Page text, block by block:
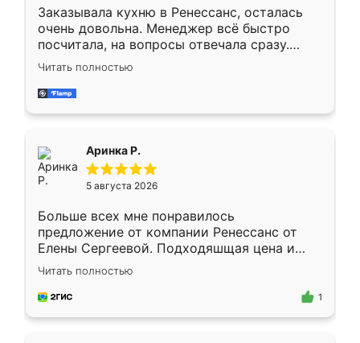
Заказывала кухню в Ренессанс, осталась
очень довольна. Менеджер всё быстро
посчитала, на вопросы отвечала сразу.
Замерщик приехал в субботу, подошёл к
делу со всей ответственностью. Собрали
за день, ребята работали аккуратно, даже
Читать полностью
Аринка Р.
5 августа 2026
Больше всех мне понравилось
предложение от компании Ренессанс от
Елены Сергеевой. Подходяшщая цена и
короткие сроки изготовления. Приехавший
для замера сотрудник Владислав
предложил по моему эскизу самый
Читать полностью
1